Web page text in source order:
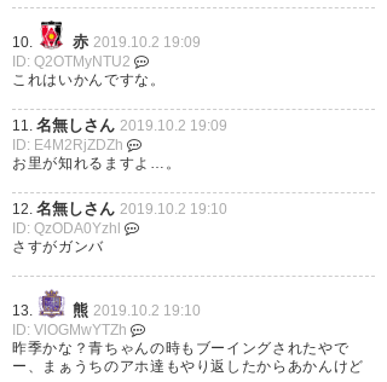
10. 赤 2019.10.2 19:09
ID: Q2OTMyNTU2
これはいかんですな。
11. 名無しさん 2019.10.2 19:09
ID: E4M2RjZDZh
お里が知れるますよ…。
12. 名無しさん 2019.10.2 19:10
ID: QzODA0Yzhl
さすがガンバ
13. 熊 2019.10.2 19:10
ID: VlOGMwYTZh
昨季かな？青ちゃんの時もブーイングされたやで
ー、まぁうちのアホ達もやり返したからあかんけど